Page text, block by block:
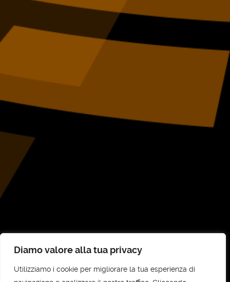
Diamo valore alla tua privacy
Utilizziamo i cookie per migliorare la tua esperienza di
© UNI-COM STP SRL